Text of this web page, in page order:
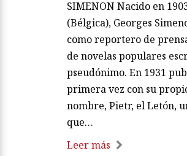
SIMENON Nacido en
(Bélgica), Georges
como reportero de
de novelas populares
pseudónimo. En 1931
primera vez con su
nombre, Pietr, el Letón,
que…
Leer más